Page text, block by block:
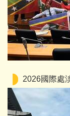
2026國際處